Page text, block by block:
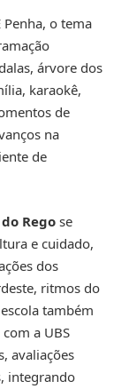
Penha, o tema
árvore dos
karaokê,
de
na
de
do Rego se
e cuidado,
dos
ritmos do
também
a UBS
avaliações
integrando